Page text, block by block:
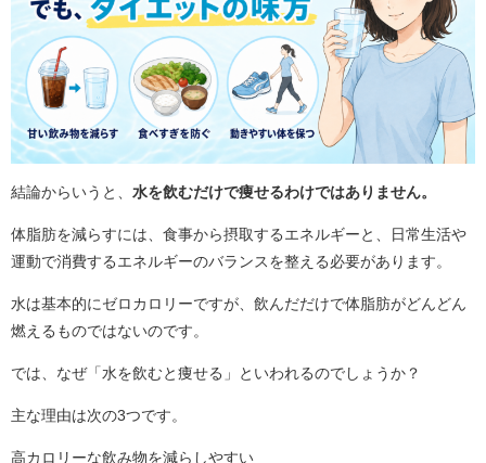
結論からいうと、 水を飲むだけで痩せるわけではありません。
体脂肪を減らすには、食事から摂取するエネルギーと、日常生活や
運動で消費するエネルギーのバランスを整える必要があります。
水は基本的にゼロカロリーですが、飲んだだけで体脂肪がどんどん
燃えるものではないのです。
では、なぜ「水を飲むと痩せる」といわれるのでしょうか？
主な理由は次の3つです。
高カロリーな飲み物を減らしやすい